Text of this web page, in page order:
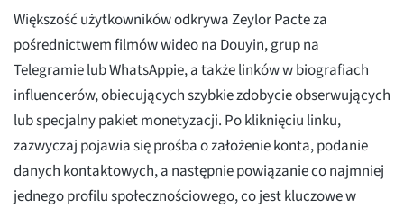
Większość użytkowników odkrywa Zeylor Pacte za
pośrednictwem filmów wideo na Douyin, grup na
Telegramie lub WhatsAppie, a także linków w biografiach
influencerów, obiecujących szybkie zdobycie obserwujących
lub specjalny pakiet monetyzacji. Po kliknięciu linku,
zazwyczaj pojawia się prośba o założenie konta, podanie
danych kontaktowych, a następnie powiązanie co najmniej
jednego profilu społecznościowego, co jest kluczowe w